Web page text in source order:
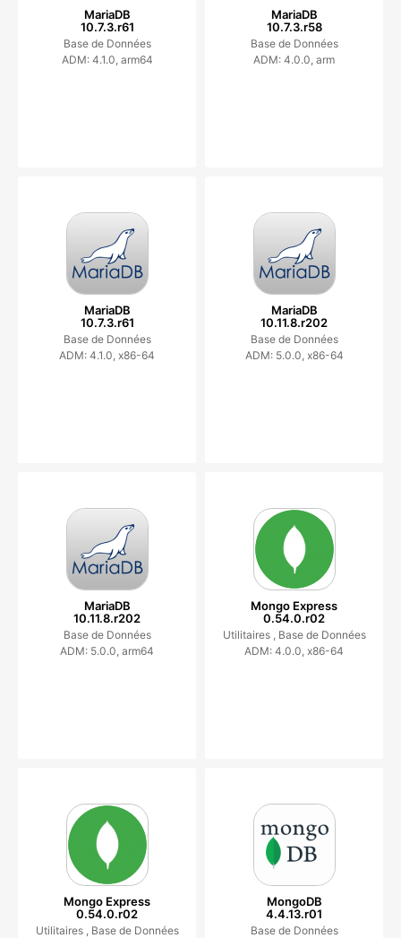
MariaDB
10.7.3.r61
Base de Données
ADM: 4.1.0, arm64
MariaDB
10.7.3.r58
Base de Données
ADM: 4.0.0, arm
MariaDB
10.7.3.r61
Base de Données
ADM: 4.1.0, x86-64
MariaDB
10.11.8.r202
Base de Données
ADM: 5.0.0, x86-64
MariaDB
10.11.8.r202
Base de Données
ADM: 5.0.0, arm64
Mongo Express
0.54.0.r02
Utilitaires , Base de Données
ADM: 4.0.0, x86-64
Mongo Express
0.54.0.r02
Utilitaires , Base de Données
MongoDB
4.4.13.r01
Base de Données